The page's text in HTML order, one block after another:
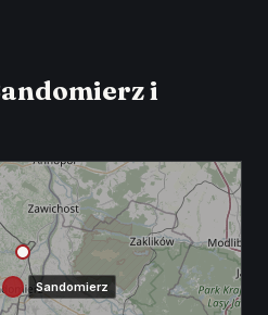
i
Sandomierz